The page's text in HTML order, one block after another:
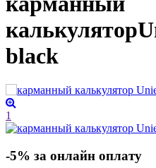
калькулятор
black
1
-5% за онлайн оплату